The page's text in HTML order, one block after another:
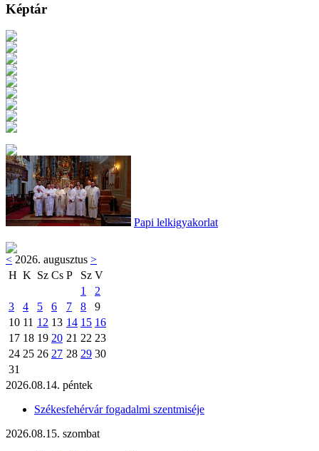
Képtár
Papi lelkigyakorlat
< 2026. augusztus >
H K Sz Cs P Sz V
1
2
3
4 5 6 7 8
9
10 11 12 13 14 15 16
17 18 19 20 21 22 23
24 25 26 27 28 29 30
31
2026.08.14. péntek
Székesfehérvár fogadalmi szentmiséje
2026.08.15. szombat